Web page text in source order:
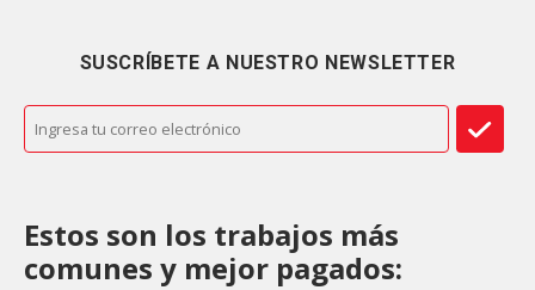
SUSCRÍBETE A NUESTRO NEWSLETTER
Estos son los trabajos más
comunes y mejor pagados: